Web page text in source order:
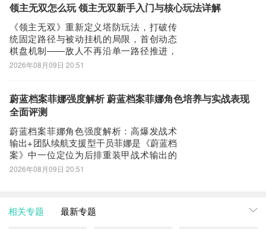
可以看到文件就已经开始下载了，我们等待他下载安装完即可 第五
步：
回到手机桌面就可以看到已经安装好的最新快快查汉语字典5.1.4，
点击快快查汉语字典APP图标进入欢迎页就可以开始使用了
增益效果（buff）及仇恨值，在战局陷入被
价
领主无双怎么玩 领主无双新手入门与核心玩法详解
《领主无双》重新定义塔防玩法，打破传
统固定路径与被动挂机的局限，首创动态
棋盘机制——敌人不再沿单一路径推进，
而是从四面八方随机出现，考验玩家实时
统解析核心机制与进阶思路。【领主无
双】最新版预约/下载地址》》》》》#领主
2026年08月09日 20:51
蔚蓝档案菲娜强度解析 蔚蓝档案菲娜角色培养与实战表现
全面评测
蔚蓝档案菲娜角色强度解析：高爆发战术
输出+团队续航支援型干员菲娜是《蔚蓝档
案》中一位定位为后排重装甲战术输出的
限定角色。其立绘以经典学园制服为基础
情主动，具备强烈的责任感与协作意识，
2026年08月09日 20:51
相关专题 最新专题